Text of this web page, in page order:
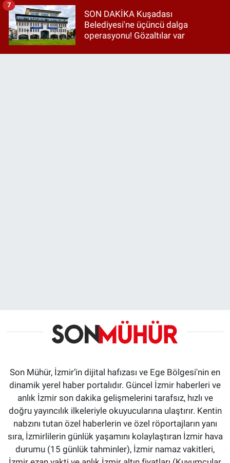
SON DAKİKA Kuşadası
Belediyesi'ne üçüncü dalga
operasyonu! Gözaltılar var
7
Son Mühür, İzmir’in dijital hafızası ve Ege Bölgesi'nin en
dinamik yerel haber portalıdır. Güncel İzmir haberleri ve
anlık İzmir son dakika gelişmelerini tarafsız, hızlı ve
doğru yayıncılık ilkeleriyle okuyucularına ulaştırır. Kentin
nabzını tutan özel haberlerin ve özel röportajların yanı
sıra, İzmirlilerin günlük yaşamını kolaylaştıran İzmir hava
durumu (15 günlük tahminler), İzmir namaz vakitleri,